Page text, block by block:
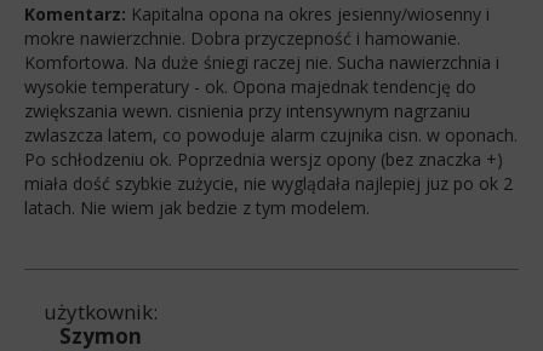
Komentarz: Kapitalna opona na okres jesienny/wiosenny i
mokre nawierzchnie. Dobra przyczepność i hamowanie.
Komfortowa. Na duże śniegi raczej nie. Sucha nawierzchnia i
wysokie temperatury - ok. Opona majednak tendencję do
zwiększania wewn. cisnienia przy intensywnym nagrzaniu
zwlaszcza latem, co powoduje alarm czujnika cisn. w oponach.
Po schłodzeniu ok. Poprzednia wersjz opony (bez znaczka +)
miała dość szybkie zużycie, nie wyglądała najlepiej juz po ok 2
latach. Nie wiem jak bedzie z tym modelem.
użytkownik:
Szymon